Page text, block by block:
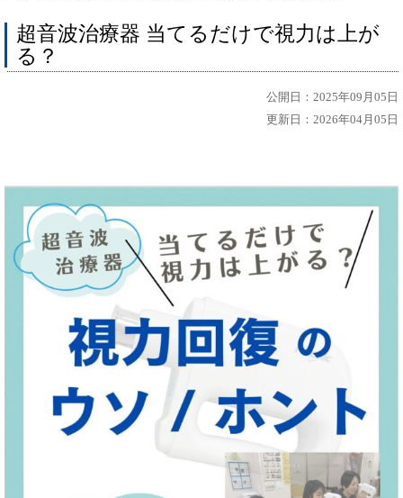
超音波治療器 当てるだけで視力は上が
る？
公開日：2025年09月05日
更新日：2026年04月05日